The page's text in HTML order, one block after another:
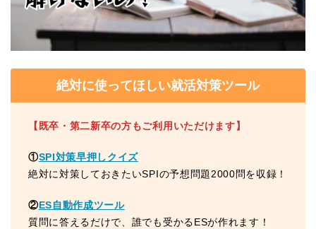
絶対に使ってほしい就活対策ツール
【既卒・第二新卒の方もご利用いただけます】
①SPI対策早押しクイズ
絶対に対策しておきたいSPIの予想問題2000問を収録！
②ES自動作成ツール
質問に答えるだけで、誰でも受かるESが作れます！